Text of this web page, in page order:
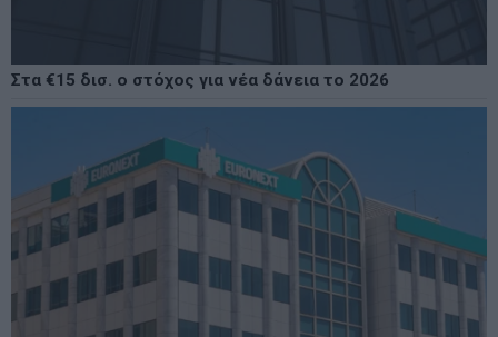
Στα €15 δισ. ο στόχος για νέα δάνεια το 2026